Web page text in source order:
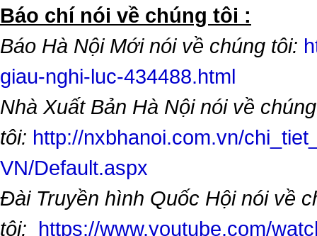
​Báo chí nói về chúng tôi :
Báo Hà Nội Mới nói về chúng tôi:
giau-nghi-luc-434488.html
Nhà Xuất Bản Hà Nội nói về chúng
tôi: http://nxbhanoi.com.vn/
VN/Default.aspx
Đài Truyền hình Quốc Hội nói về
tôi: https://www.youtube.com/